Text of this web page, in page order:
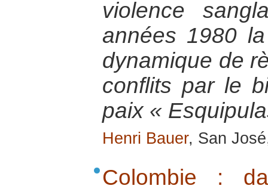
violence
années 1980
dynamique de
conflits par le
paix «
Henri Bauer, San
Colombie :